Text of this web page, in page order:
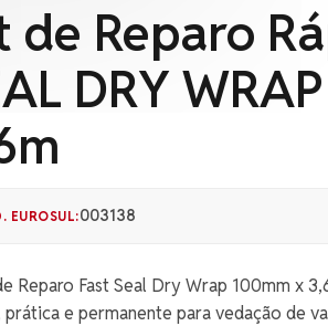
medição
conosco
Denúncias
de Reparo
DRY
EUROSUL:003138
Reparo Fast Seal Dry Wrap 100mm x
prática e permanente para vedação de